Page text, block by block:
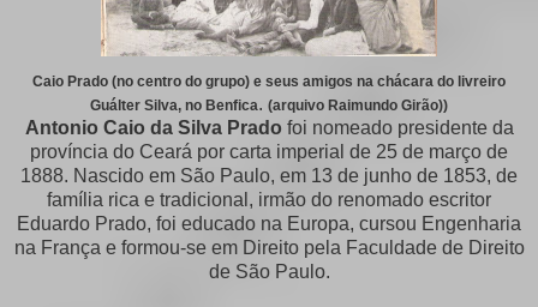
Caio Prado (no centro do grupo) e seus amigos na chácara do livreiro
Guálter Silva, no Benfica. (arquivo Raimundo Girão))
Antonio Caio da Silva Prado foi nomeado presidente da
província do Ceará por carta imperial de 25 de março de
1888. Nascido em São Paulo, em 13 de junho de 1853, de
família rica e tradicional, irmão do renomado escritor
Eduardo Prado, foi educado na Europa, cursou Engenharia
na França e formou-se em Direito pela Faculdade de Direito
de São Paulo.